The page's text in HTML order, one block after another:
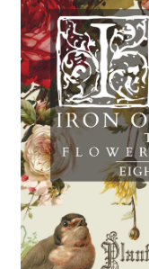
Shop
Blog / DIY / Tutorials
Over mij
Contact